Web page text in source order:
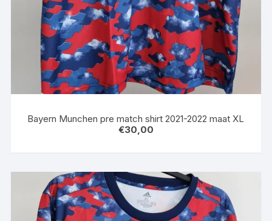
Bayern Munchen pre match shirt 2021-2022 maat XL
€30,00